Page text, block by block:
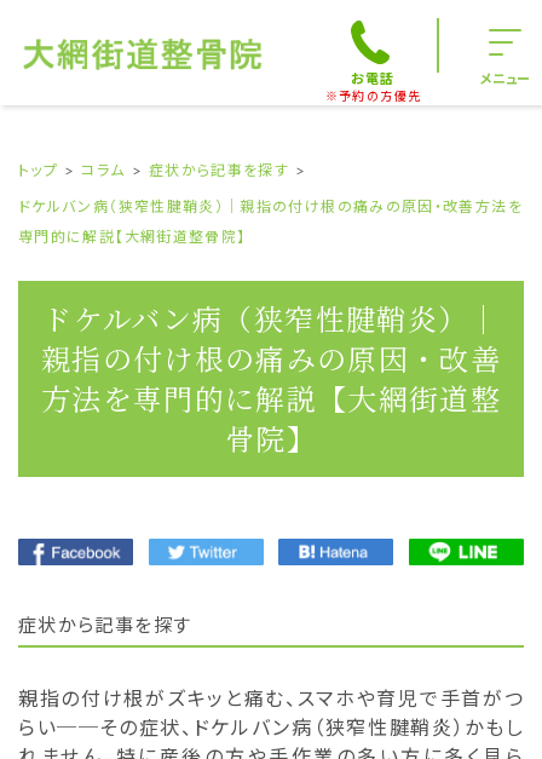
お電話
※予約の方優先
メニュー
トップ コラム
症状から記事を探す
ドケルバン病（狭窄性腱鞘炎）｜親指の付け根の痛みの原因・改善方法を
専門的に解説【大網街道整骨院】
ドケルバン病（狭窄性腱鞘炎）｜
親指の付け根の痛みの原因・改善
方法を専門的に解説【大網街道整
骨院】
症状から記事を探す
親指の付け根がズキッと痛む、スマホや育児で手首がつ
らい──その症状、ドケルバン病（狭窄性腱鞘炎）かもし